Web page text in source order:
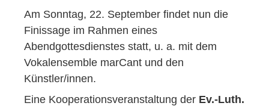
Am Sonntag, 22. September findet nun die
Finissage im Rahmen eines
Abendgottesdienstes statt, u. a. mit dem
Vokalensemble marCant und den
Künstler/innen.
Eine Kooperationsveranstaltung der Ev.-Luth.